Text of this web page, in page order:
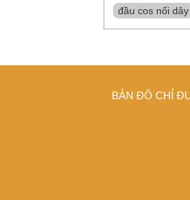
đầu cos nối dây
BẢN ĐỒ CHỈ